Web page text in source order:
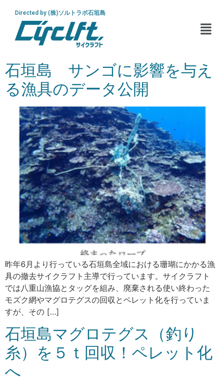
Directed by (株)ソルトラボ石垣島
石垣島 サンゴに影響を与え
る漁具のデータ公開
昨年6月より行っている石垣島全域における珊瑚にかかる漁
具の撤去サイクラフト主導で行っています。サイクラフト
では八重山漁協とタッグを組み、廃棄される使い終わった
モズク網やマグロテグスの回収とペレット化を行っていま
すが、その […]
石垣島マグロテグス（釣り
糸）を５ｔ回収！ペレット化
へ